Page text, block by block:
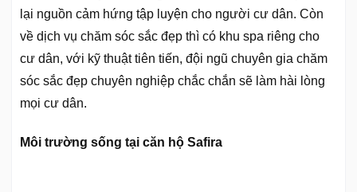
lại nguồn cảm hứng tập luyện cho người cư dân. Còn
về dịch vụ chăm sóc sắc đẹp thì có khu spa riêng cho
cư dân, với kỹ thuật tiên tiến, đội ngũ chuyên gia chăm
sóc sắc đẹp chuyên nghiệp chắc chắn sẽ làm hài lòng
mọi cư dân.
Môi trường sống tại căn hộ Safira